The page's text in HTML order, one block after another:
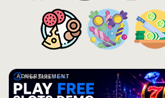
ADVERTISEMENT